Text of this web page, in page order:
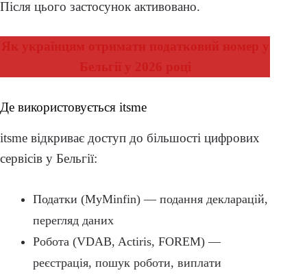
Після цього застосунок активовано.
Де використовується itsme
itsme відкриває доступ до більшості цифрових
сервісів у Бельгії:
Податки (MyMinfin) — подання декларацій,
перегляд даних
Робота (VDAB, Actiris, FOREM) —
реєстрація, пошук роботи, виплати